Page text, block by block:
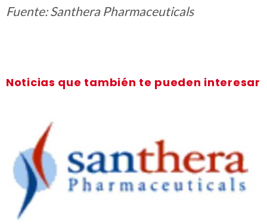
Fuente: Santhera Pharmaceuticals
Noticias que también te pueden interesar